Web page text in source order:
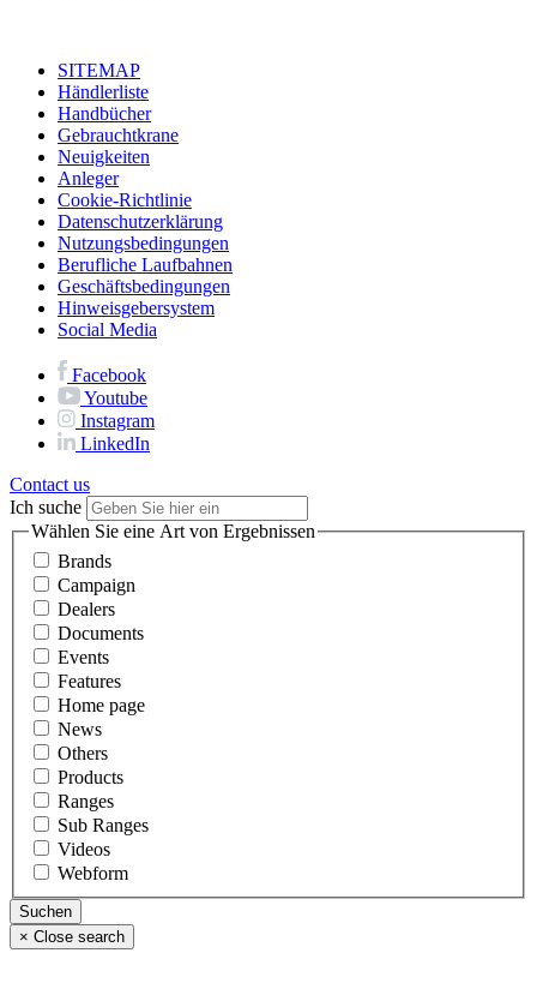
SITEMAP
Händlerliste
Handbücher
Gebrauchtkrane
Neuigkeiten
Anleger
Cookie-Richtlinie
Datenschutzerklärung
Nutzungsbedingungen
Berufliche Laufbahnen
Geschäftsbedingungen
Hinweisgebersystem
Social Media
Facebook
Youtube
Instagram
LinkedIn
Contact us
Ich suche
Wählen Sie eine Art von Ergebnissen
Brands
Campaign
Dealers
Documents
Events
Features
Home page
News
Others
Products
Ranges
Sub Ranges
Videos
Webform
× Close search